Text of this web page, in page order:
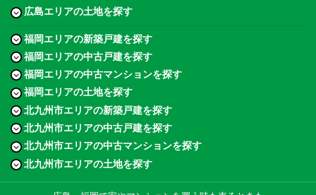
広島エリアの土地を探す
福岡エリアの新築戸建を探す
福岡エリアの中古戸建を探す
福岡エリアの中古マンションを探す
福岡エリアの土地を探す
北九州市エリアの新築戸建を探す
北九州市エリアの中古戸建を探す
北九州市エリアの中古マンションを探す
北九州市エリアの土地を探す